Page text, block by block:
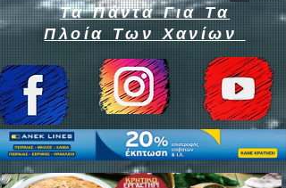
Τα Πάντα Για Τα
Πλοία Των Χανίων